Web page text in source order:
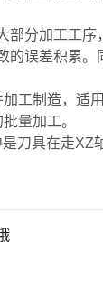
分加工工
误差积累
工制造，适
量加工。
刀具在走